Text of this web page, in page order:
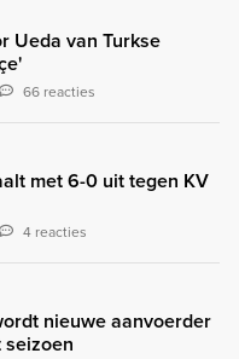
Ueda van Turkse
66 reacties
met 6-0 uit tegen KV
4 reacties
nieuwe aanvoerder